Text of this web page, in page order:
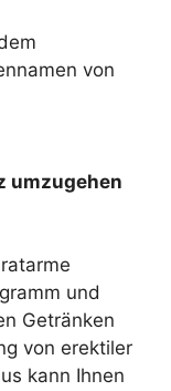
von
umzugehen
und
Getränken
von erektiler
kann Ihnen